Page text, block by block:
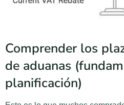
Comprender los
de aduanas
planificación)